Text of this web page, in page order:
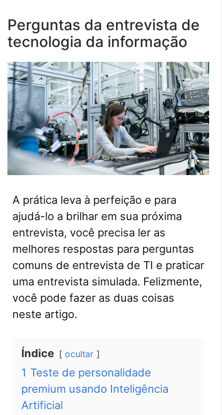
Perguntas da entrevista de
tecnologia da informação
A prática leva à perfeição e para
ajudá-lo a brilhar em sua próxima
entrevista, você precisa ler as
melhores respostas para perguntas
comuns de entrevista de TI e praticar
uma entrevista simulada. Felizmente,
você pode fazer as duas coisas
neste artigo.
Índice ocultar
1 Teste de personalidade
premium usando Inteligência
Artificial